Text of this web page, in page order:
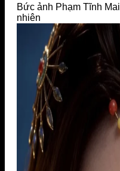
Bức ảnh Phạm Tĩnh
nhiên